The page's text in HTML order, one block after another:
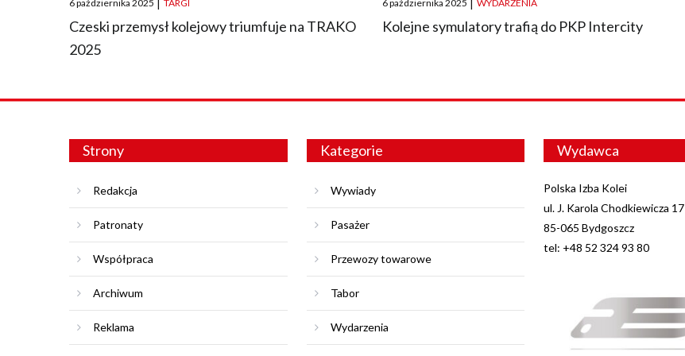
on
6 października 2025 | TARGI
Czeski przemysł kolejowy triumfuje na TRAKO
2025
on
6 października 2025 | WYDARZENIA
Kolejne symulatory trafią do PKP Intercity
Strony
Redakcja
Patronaty
Współpraca
Archiwum
Reklama
Kategorie
Wywiady
Pasażer
Przewozy towarowe
Tabor
Wydarzenia
Wydawca
Polska Izba Kolei
ul. J. Karola Chodkiewicza 17
85-065 Bydgoszcz
tel: +48 52 324 93 80